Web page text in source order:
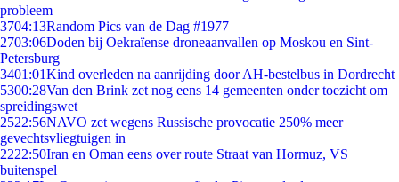
probleem
3704:13Random Pics van de Dag #1977
2703:06Doden bij Oekraïense droneaanvallen op Moskou en Sint-
Petersburg
3401:01Kind overleden na aanrijding door AH-bestelbus in Dordrecht
5300:28Van den Brink zet nog eens 14 gemeenten onder toezicht om
spreidingswet
2522:56NAVO zet wegens Russische provocatie 250% meer
gevechtsvliegtuigen in
2222:50Iran en Oman eens over route Straat van Hormuz, VS
buitenspel